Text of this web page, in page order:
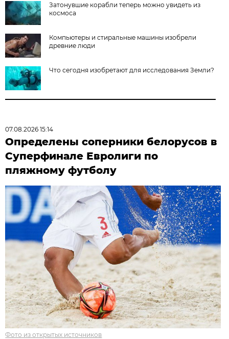
Затонувшие корабли теперь можно увидеть из
космоса
Компьютеры и стиральные машины изобрели
древние люди
Что сегодня изобретают для исследования Земли?
07.08.2026 15:14
Определены соперники белорусов в
Суперфинале Евролиги по
пляжному футболу
Фото из открытых источников